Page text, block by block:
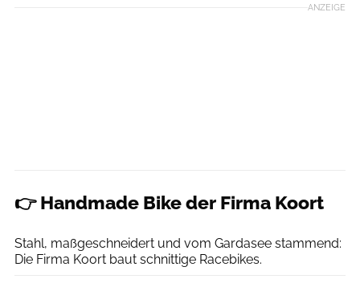
ANZEIGE
👉 Handmade Bike der Firma Koort
Stahl, maßgeschneidert und vom Gardasee stammend:
Die Firma Koort baut schnittige Racebikes.